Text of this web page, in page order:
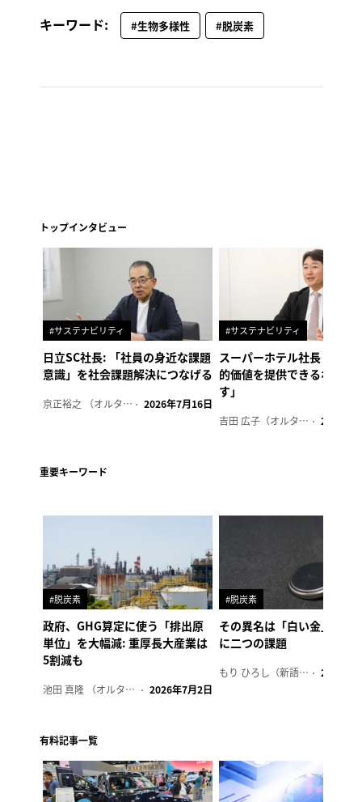
キーワード: #生物多様性 #脱炭素
トップインタビュー
#サステナビリティ
日立SC社長: 「社員の身近な課題
意識」を社会課題解決につなげる
京正裕之 （オルタナ副編集長） 2026年7月16日
#サステナビリティ
スーパーホテル社長「地域
的価値を提供できるホテル
す」
吉田 広子（オルタナ輪番編集長） 2026年6
重要キーワード
#脱炭素
政府、GHG算定に使う「排出原
単位」を大幅減: 重厚長大産業は
5割減も
池田 真隆 （オルタナ輪番編集長） 2026年7月2日
#脱炭素
その異名は「白い金」、リ
に二つの課題
もり ひろし（新語ウォッチャー） 2023年7
有料記事一覧